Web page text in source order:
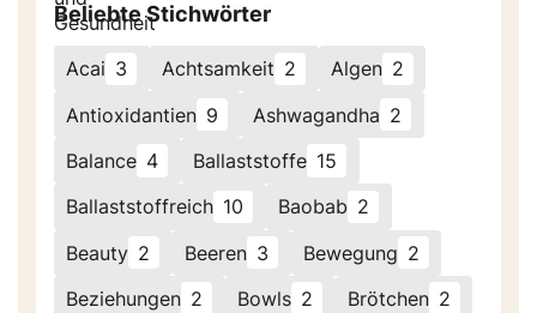
Beliebte Stichwörter
Acai 3 Achtsamkeit 2 Algen 2
Antioxidantien 9 Ashwagandha 2
Balance 4 Ballaststoffe 15
Ballaststoffreich 10 Baobab 2
Beauty 2 Beeren 3 Bewegung 2
Beziehungen 2 Bowls 2 Brötchen 2